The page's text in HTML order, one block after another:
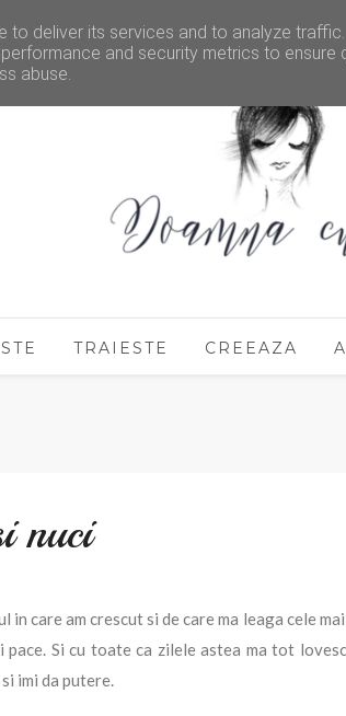
TRAIESTE CREEAZA
nuci
care am crescut si de care ma leaga cele
Si cu toate ca zilele astea ma tot
imi da putere.
to deliver its services and to analyze
and security metrics to ensure
abuse.